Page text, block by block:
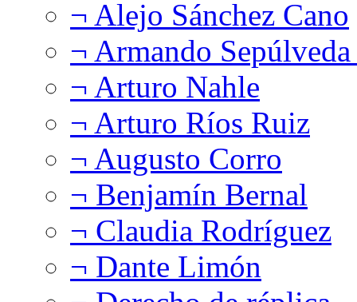
¬ Alejo Sánchez Cano
¬ Armando
¬ Arturo Nahle
¬ Arturo Ríos Ruiz
¬ Augusto Corro
¬ Benjamín Bernal
¬ Claudia Rodríguez
¬ Dante Limón